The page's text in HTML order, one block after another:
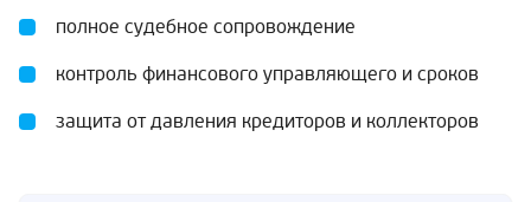
полное судебное сопровождение
контроль финансового управляющего и сроков
защита от давления кредиторов и коллекторов